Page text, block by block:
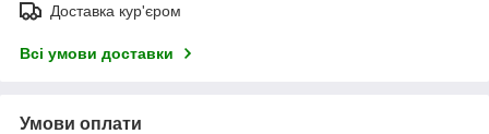
Доставка кур'єром
Всі умови доставки
Умови оплати